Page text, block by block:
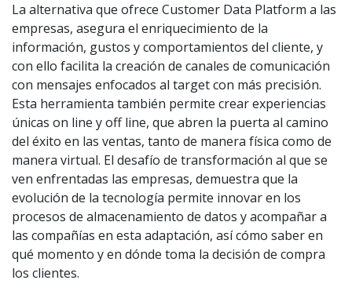
La alternativa que ofrece Customer Data Platform a las
empresas, asegura el enriquecimiento de la
información, gustos y comportamientos del cliente, y
con ello facilita la creación de canales de comunicación
con mensajes enfocados al target con más precisión.
Esta herramienta también permite crear experiencias
únicas on line y off line, que abren la puerta al camino
del éxito en las ventas, tanto de manera física como de
manera virtual. El desafío de transformación al que se
ven enfrentadas las empresas, demuestra que la
evolución de la tecnología permite innovar en los
procesos de almacenamiento de datos y acompañar a
las compañías en esta adaptación, así cómo saber en
qué momento y en dónde toma la decisión de compra
los clientes.